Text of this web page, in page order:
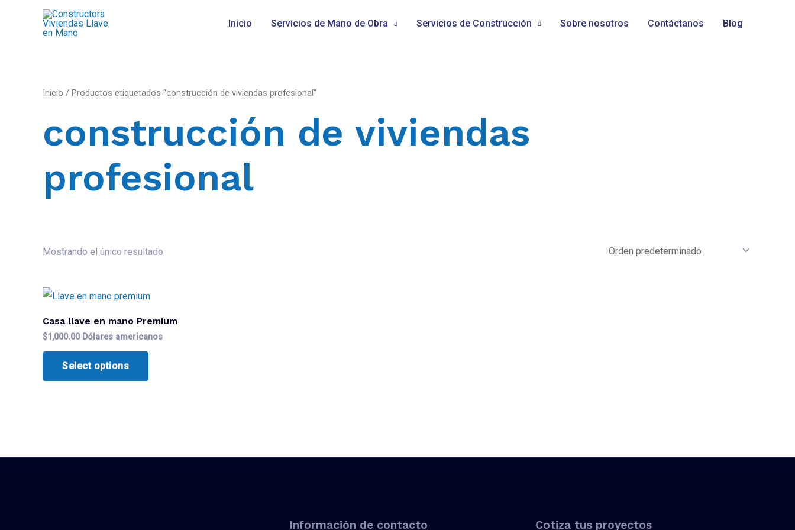
Inicio Servicios de Mano de Obra Servicios de Construcción Sobre nosotros Contáctanos Blog
Inicio / Productos etiquetados “construcción de viviendas profesional”
construcción de viviendas
profesional
Mostrando el único resultado
Casa llave en mano Premium
$1,000.00Dólares americanos
Select options
Información de contacto Cotiza tus proyectos